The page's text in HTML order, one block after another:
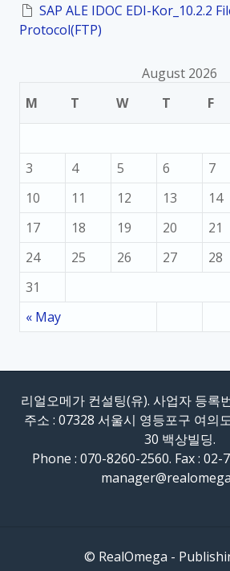
SAP ALE IDOC EDI-Kor_10.2.2
Protocol(FTP)
August 2026
M
T W T F
« May
3
4 5 6 7
10
11 12 13 14
17
18 19 20 21
24
25 26 27 28
31
리얼오메가 컨설팅(유). 사업자 등록
주소 : 07328 서울시 영등포구 여의
30 백상빌딩.
Phone : 070-8260-2560. Fax : 02-
© RealOmega -